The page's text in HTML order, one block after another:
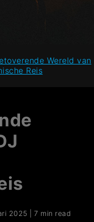
Wereld van
Reis
2025 |7 min read